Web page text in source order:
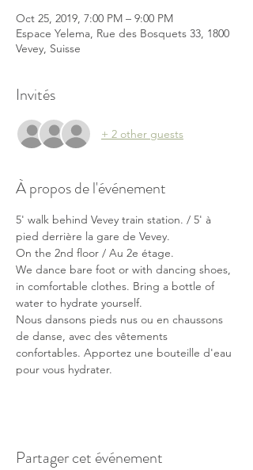
Oct 25, 2019, 7:00 PM – 9:00 PM
Espace Yelema, Rue des Bosquets 33, 1800
Vevey, Suisse
Invités
+ 2 other guests
À propos de l'événement
5' walk behind Vevey train station. / 5' à
pied derrière la gare de Vevey.
On the 2nd floor / Au 2e étage.
We dance bare foot or with dancing shoes,
in comfortable clothes. Bring a bottle of
water to hydrate yourself.
Nous dansons pieds nus ou en chaussons
de danse, avec des vêtements
confortables. Apportez une bouteille d'eau
pour vous hydrater.
Partager cet événement